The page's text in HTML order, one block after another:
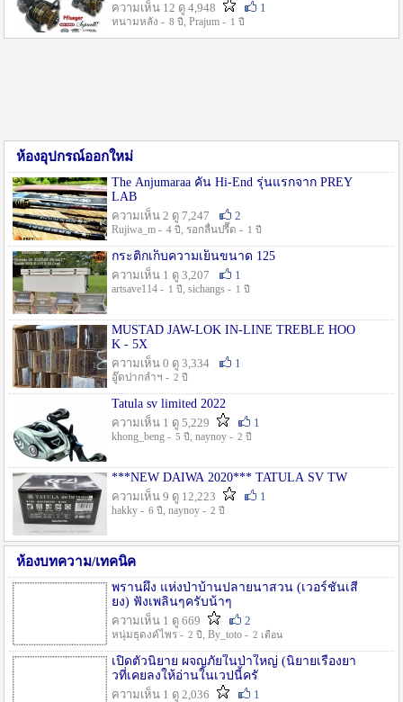
ความเห็น 12 ดู 4,948
1
หนามหลัง - 8 ปี , Prajum - 1 ปี
ห้องอุปกรณ์ออกใหม่
The Anjumaraa คัน Hi-End รุ่นแรกจาก PREY
LAB
ความเห็น 2 ดู 7,247
2
Rujiwa_m - 4 ปี , รอกลื่นปรื๊ด - 1 ปี
กระติกเก็บความเย็นขนาด 125
ความเห็น 1 ดู 3,207
1
artsave114 - 1 ปี , sichangs - 1 ปี
MUSTAD JAW-LOK IN-LINE TREBLE HOO
K - 5X
ความเห็น 0 ดู 3,334
1
อู๊ดปากลำฯ - 2 ปี
Tatula sv limited 2022
ความเห็น 1 ดู 5,229
1
khong_beng - 5 ปี , naynoy - 2 ปี
***NEW DAIWA 2020*** TATULA SV TW
ความเห็น 9 ดู 12,223
1
hakky - 6 ปี , naynoy - 2 ปี
ห้องบทความ/เทคนิค
พรานผึ้ง แห่งป่าบ้านปลายนาสวน (เวอร์ชั่นเสี
ยง) ฟังเพลินๆครับน้าๆ
ความเห็น 1 ดู 669
2
หนุ่มธุดงค์ไพร - 2 ปี , By_toto - 2 เดือน
เปิดตัวนิยาย ผจญภัยในป่าใหญ่ (นิยายเรื่องยา
วที่เคยลงให้อ่านในเวปนี้ครั
ความเห็น 1 ดู 2,036
1